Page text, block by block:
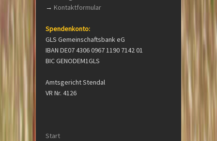
→ Kontaktformular
Spendenkonto:
GLS Gemeinschaftsbank eG
IBAN DE07 4306 0967 1190 7142 01
BIC GENODEM1GLS
Amtsgericht Stendal
VR Nr. 4126
Start